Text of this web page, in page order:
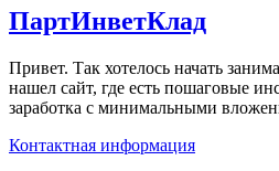
ПартИнветКлад
Привет. Так хотелось начать
нашел сайт, где есть пошаговые
заработка с минимальными
Контактная информация